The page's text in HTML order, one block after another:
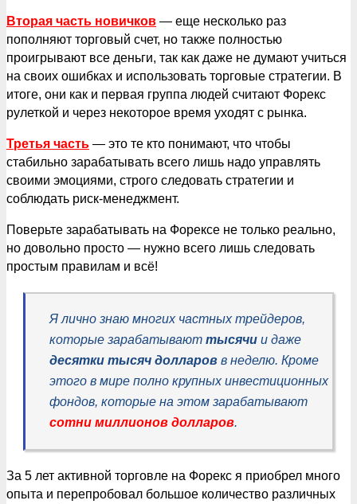
Вторая часть новичков — еще несколько раз
пополняют торговый счет, но также полностью
проигрывают все деньги, так как даже не думают учиться
на своих ошибках и использовать торговые стратегии. В
итоге, они как и первая группа людей считают Форекс
рулеткой и через некоторое время уходят с рынка.
Третья часть — это те кто понимают, что чтобы
стабильно зарабатывать всего лишь надо управлять
своими эмоциями, строго следовать стратегии и
соблюдать риск-менеджмент.
Поверьте зарабатывать на Форексе не только реально,
но довольно просто — нужно всего лишь следовать
простым правилам и всё!
Я лично знаю многих частных трейдеров,
которые зарабатывают тысячи и даже
десятки тысяч долларов в неделю. Кроме
этого в мире полно крупных инвестиционных
фондов, которые на этом зарабатывают
сотни миллионов долларов.
За 5 лет активной торговле на Форекс я приобрел много
опыта и перепробовал большое количество различных